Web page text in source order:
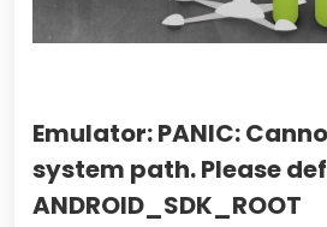
Emulator: PANIC:
system path. Please
ANDROID_SDK_ROOT